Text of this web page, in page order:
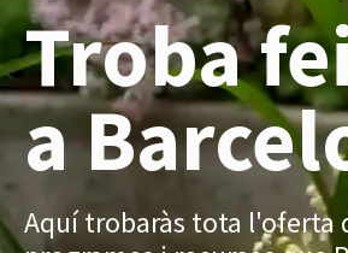
Troba
a
Aquí trobaràs tota l'oferta